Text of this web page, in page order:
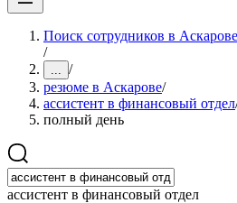
Поиск сотрудников в Аскарове
/
... /
резюме в Аскарове/
ассистент в финансовый отдел
полный день
ассистент в финансовый отдел